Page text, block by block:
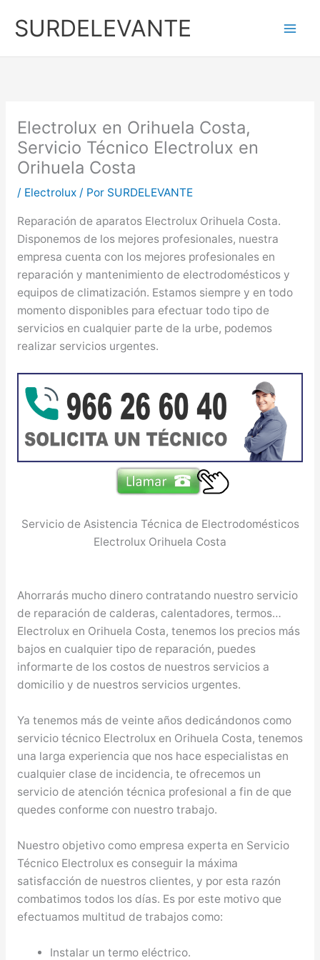
SURDELEVANTE
Electrolux en Orihuela Costa,
Servicio Técnico Electrolux en
Orihuela Costa
/ Electrolux/ Por SURDELEVANTE
Reparación de aparatos Electrolux Orihuela Costa.
Disponemos de los mejores profesionales, nuestra
empresa cuenta con los mejores profesionales en
reparación y mantenimiento de electrodomésticos y
equipos de climatización. Estamos siempre y en todo
momento disponibles para efectuar todo tipo de
servicios en cualquier parte de la urbe, podemos
realizar servicios urgentes.
Servicio de Asistencia Técnica de Electrodomésticos
Electrolux Orihuela Costa
Ahorrarás mucho dinero contratando nuestro servicio
de reparación de calderas, calentadores, termos…
Electrolux en Orihuela Costa, tenemos los precios más
bajos en cualquier tipo de reparación, puedes
informarte de los costos de nuestros servicios a
domicilio y de nuestros servicios urgentes.
Ya tenemos más de veinte años dedicándonos como
servicio técnico Electrolux en Orihuela Costa, tenemos
una larga experiencia que nos hace especialistas en
cualquier clase de incidencia, te ofrecemos un
servicio de atención técnica profesional a fin de que
quedes conforme con nuestro trabajo.
Nuestro objetivo como empresa experta en Servicio
Técnico Electrolux es conseguir la máxima
satisfacción de nuestros clientes, y por esta razón
combatimos todos los días. Es por este motivo que
efectuamos multitud de trabajos como:
Instalar un termo eléctrico.